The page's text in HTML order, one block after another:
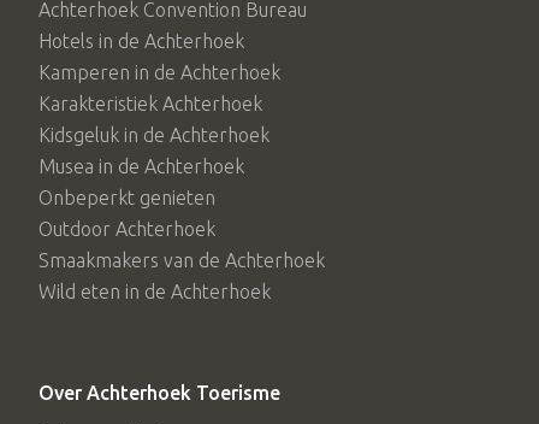
Achterhoek Convention Bureau
Hotels in de Achterhoek
Kamperen in de Achterhoek
Karakteristiek Achterhoek
Kidsgeluk in de Achterhoek
Musea in de Achterhoek
Onbeperkt genieten
Outdoor Achterhoek
Smaakmakers van de Achterhoek
Wild eten in de Achterhoek
Over Achterhoek Toerisme